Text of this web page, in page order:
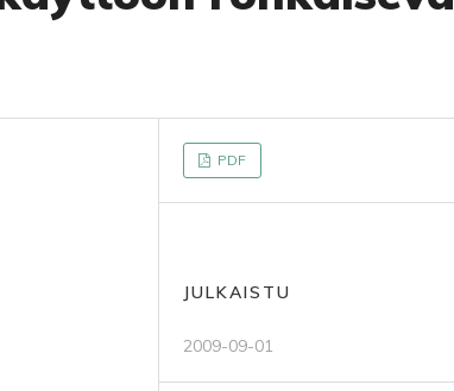
PDF
JULKAISTU
2009-09-01